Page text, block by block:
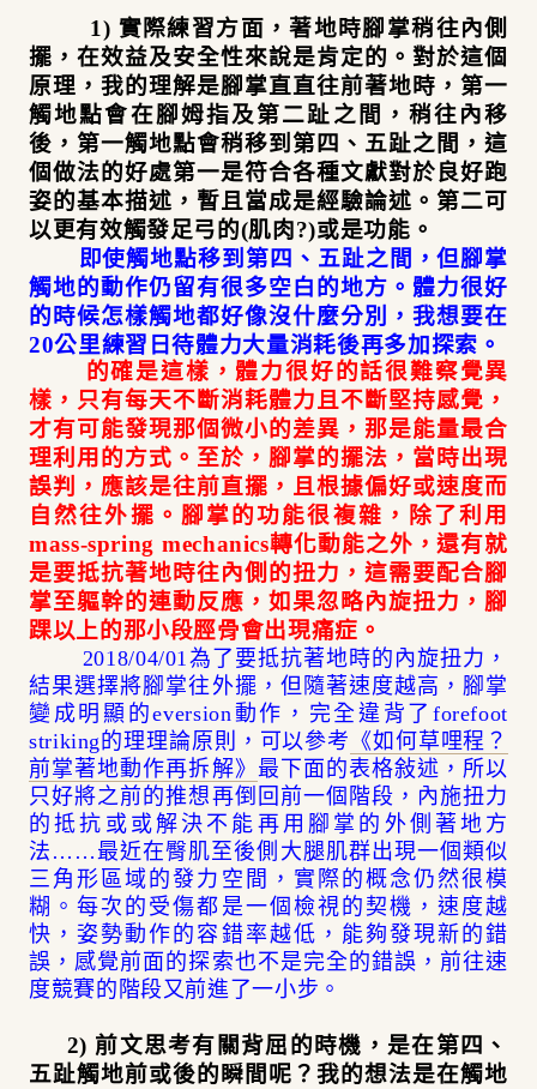
1) 實際練習方面，著地時腳掌稍往內側
擺，在效益及安全性來說是肯定的。對於這個
原理，我的理解是腳掌直直往前著地時，第一
觸地點會在腳姆指及第二趾之間，稍往內移
後，第一觸地點會稍移到第四、五趾之間，這
個做法的好處第一是符合各種文獻對於良好跑
姿的基本描述，暫且當成是經驗論述。第二可
以更有效觸發足弓的(肌肉?)或是功能。
即使觸地點移到第四、五趾之間，但腳掌
觸地的動作仍留有很多空白的地方。體力很好
的時候怎樣觸地都好像沒什麼分別，我想要在
20公里練習日待體力大量消耗後再多加探索。
的確是這樣，體力很好的話很難察覺異
樣，只有每天不斷消耗體力且不斷堅持感覺，
才有可能發現那個微小的差異，那是能量最合
理利用的方式。 至於，腳掌的擺法，當時出現
誤判，應該是往前直擺，且根據偏好或速度而
自然往外擺。腳掌的功能很複雜，除了利用
mass-spring mechanics轉化動能之外，還有就
是要抵抗著地時往內側的扭力，這需要配合腳
掌至軀幹的連動反應，如果忽略內旋扭力，腳
踝以上的那小段脛骨會出現痛症。
2018/04/01為了要抵抗著地時的內旋扭力，
結果選擇將腳掌往外擺，但隨著速度越高，腳掌
變成明顯的eversion動作，完全違背了forefoot
striking的理理論原則，可以參考 《如何草哩程？
前掌著地動作再拆解》 最下面的表格敍述，所以
只好將之前的推想再倒回前一個階段，內施扭力
的抵抗或或解決不能再用腳掌的外側著地方
法……最近在臀肌至後側大腿肌群出現一個類似
三角形區域的發力空間，實際的概念仍然很模
糊。每次的受傷都是一個檢視的契機，速度越
快，姿勢動作的容錯率越低，能夠發現新的錯
誤，感覺前面的探索也不是完全的錯誤，前往速
度競賽的階段又前進了一小步。
2) 前文思考有關背屈的時機，是在第四、
五趾觸地前或後的瞬間呢？我的想法是在觸地